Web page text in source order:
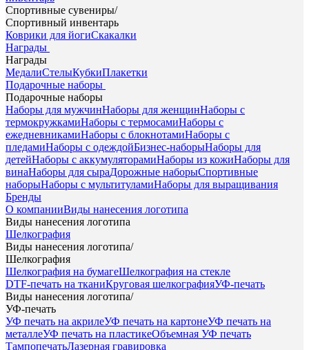
Спортивные сувениры/
Спортивный инвентарь
Коврики для йогиСкакалки
Награды
Награды
МедалиСтелыКубкиПлакетки
Подарочные наборы
Подарочные наборы
Наборы для мужчинНаборы для женщинНаборы с
термокружкамиНаборы с термосамиНаборы с
ежедневникамиНаборы с блокнотамиНаборы с
пледамиНаборы с одеждойБизнес-наборыНаборы для
детейНаборы с аккумуляторамиНаборы из кожиНаборы для
винаНаборы для сыраДорожные наборыСпортивные
наборыНаборы с мультитуламиНаборы для выращивания
Бренды
О компанииВиды нанесения логотипа
Виды нанесения логотипа
Шелкография
Виды нанесения логотипа/
Шелкография
Шелкография на бумагеШелкография на стекле
DTF-печать на тканиКруговая шелкографияУФ-печать
Виды нанесения логотипа/
УФ-печать
УФ печать на акрилеУФ печать на картонеУФ печать на
металлеУФ печать на пластикеОбъемная УФ печать
ТампопечатьЛазерная гравировка